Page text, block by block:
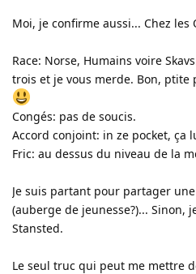
Moi, je confirme aussi... Chez les
Race: Norse, Humains voire
trois et je vous merde. Bon, ptite
Congés: pas de soucis.
Accord conjoint: in ze pocket, ça
Fric: au dessus du niveau de la
Je suis partant pour partager
(auberge de jeunesse?)... Sinon,
Stansted.
Le seul truc qui peut me mettre